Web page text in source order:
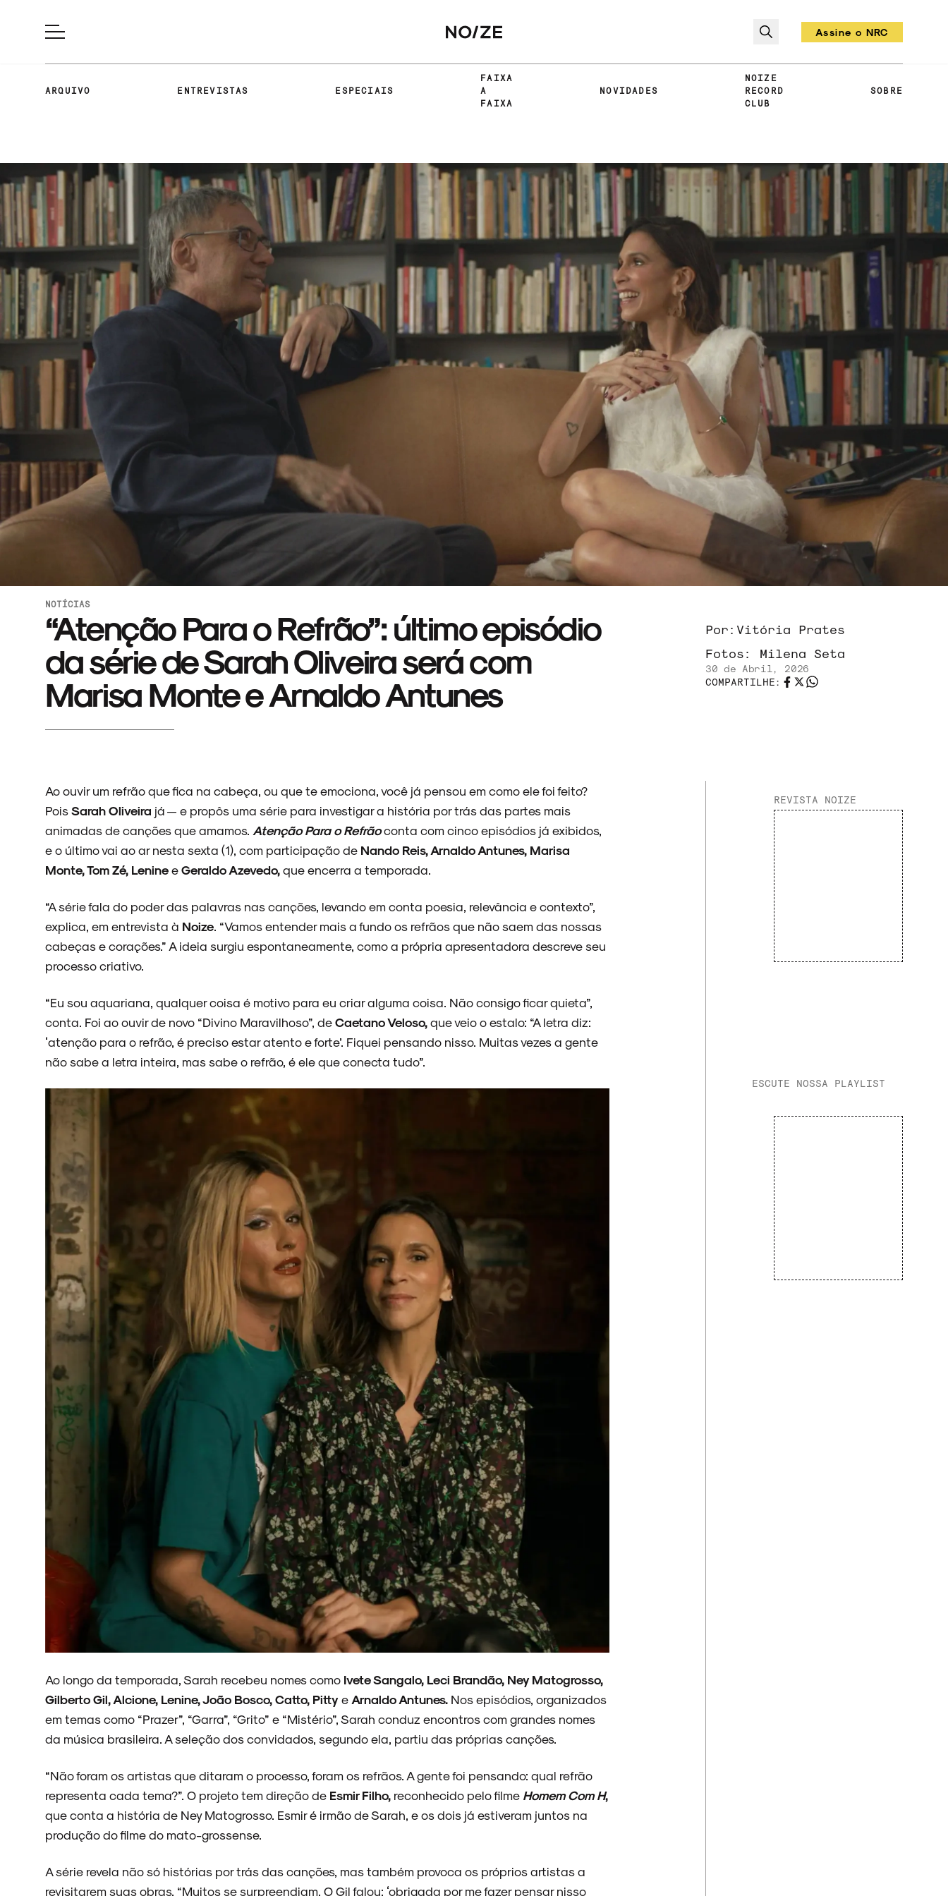
ARQUIVO
ENTREVISTAS
ESPECIAIS
NOIZE RECORD CLUB
Assine o NRC
ARQUIVO ENTREVISTAS ESPECIAIS
FAIXA
A
FAIXA
NOVIDADES
NOIZE
RECORD
CLUB
SOBRE
NOTÍCIAS
“Atenção Para o Refrão”: último episódio
da série de Sarah Oliveira será com
Marisa Monte e Arnaldo Antunes
Por: Vitória Prates
Fotos: Milena Seta
30 de Abril, 2026
COMPARTILHE:
Ao ouvir um refrão que fica na cabeça, ou que te emociona, você já pensou em como ele foi feito?
PoisSarah Oliveira já — e propôs uma série para investigar a história por trás das partes mais
animadas de canções que amamos. Atenção Para o Refrãoconta com cinco episódios já exibidos,
e o último vai ao ar nesta sexta (1), com participação de Nando Reis, Arnaldo Antunes, Marisa
Monte, Tom Zé, LenineeGeraldo Azevedo,que encerra a temporada.
“A série fala do poder das palavras nas canções, levando em conta poesia, relevância e contexto”,
explica, em entrevista à Noize . “Vamos entender mais a fundo os refrãos que não saem das nossas
cabeças e corações.” A ideia surgiu espontaneamente, como a própria apresentadora descreve seu
processo criativo.
“Eu sou aquariana, qualquer coisa é motivo para eu criar alguma coisa. Não consigo ficar quieta”,
conta. Foi ao ouvir de novo “Divino Maravilhoso”, deCaetano Veloso,que veio o estalo: “A letra diz:
‘atenção para o refrão, é preciso estar atento e forte’. Fiquei pensando nisso. Muitas vezes a gente
não sabe a letra inteira, mas sabe o refrão, é ele que conecta tudo”.
Ao longo da temporada, Sarah recebeu nomes como Ivete Sangalo, Leci Brandão, Ney Matogrosso,
Gilberto Gil, Alcione, Lenine, João Bosco, Catto, Pitty e Arnaldo Antunes. Nos episódios, organizados
em temas como “Prazer”, “Garra”, “Grito” e “Mistério”, Sarah conduz encontros com grandes nomes
da música brasileira. A seleção dos convidados, segundo ela, partiu das próprias canções.
“Não foram os artistas que ditaram o processo, foram os refrãos. A gente foi pensando: qual refrão
representa cada tema?”. O projeto tem direção de Esmir Filho, reconhecido pelo filme Homem Com H,
que conta a história de Ney Matogrosso. Esmir é irmão de Sarah, e os dois já estiveram juntos na
produção do filme do mato-grossense.
A série revela não só histórias por trás das canções, mas também provoca os próprios artistas a
revisitarem suas obras. “Muitos se surpreendiam. O Gil falou: ‘obrigada por me fazer pensar nisso
REVISTA NOIZE
ESCUTE NOSSA PLAYLIST